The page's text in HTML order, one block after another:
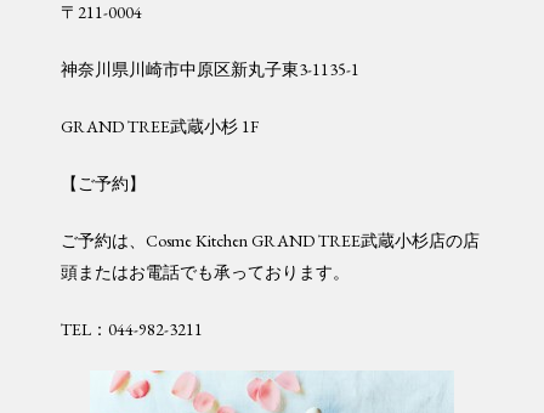
〒211-0004
神奈川県川崎市中原区新丸子東3-1135-1
GRAND TREE武蔵小杉 1F
【ご予約】
ご予約は、Cosme Kitchen GRAND TREE武蔵小杉店の店
頭またはお電話でも承っております。
TEL：044-982-3211